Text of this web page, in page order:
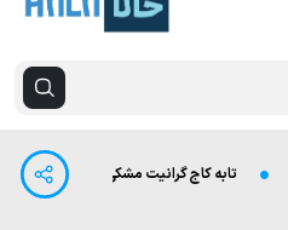
تابه کاج گرانیت مشکی طرح ایتالیا سایز 18